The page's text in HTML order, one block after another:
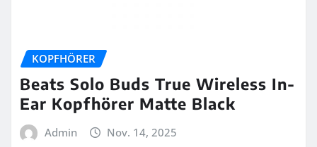
KOPFHÖRER
Beats Solo Buds True Wireless In-
Ear Kopfhörer Matte Black
Admin Nov. 14, 2025